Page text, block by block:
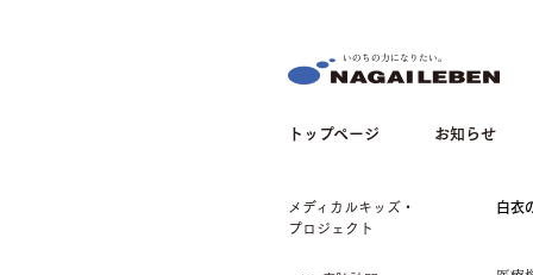
トップページ お知らせ
メディカルキッズ・
プロジェクト
白衣